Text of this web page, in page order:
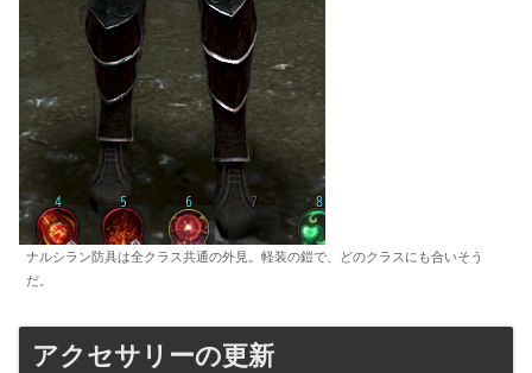
ナルシラン防具は全クラス共通の外見。軽装の鎧で、どのクラスにも合いそう
だ。
アクセサリーの更新